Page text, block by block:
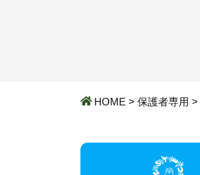
HOME > 保護者専用 >